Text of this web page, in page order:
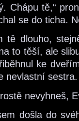
Chápu tě,“
se do ticha.
tě dlouho,
to těší, ale
ke
nevlastní
nevyhneš,
došla do